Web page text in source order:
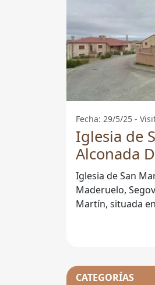
Fecha: 29/5/25 -
Iglesia de
Alconada
Iglesia de San
Maderuelo, Segovia La Iglesia de
Martín, situada
CATEGORÍAS